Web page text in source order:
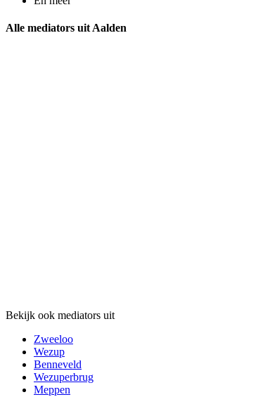
Alle mediators uit Aalden
Bekijk ook mediators uit
Zweeloo
Wezup
Benneveld
Wezuperbrug
Meppen